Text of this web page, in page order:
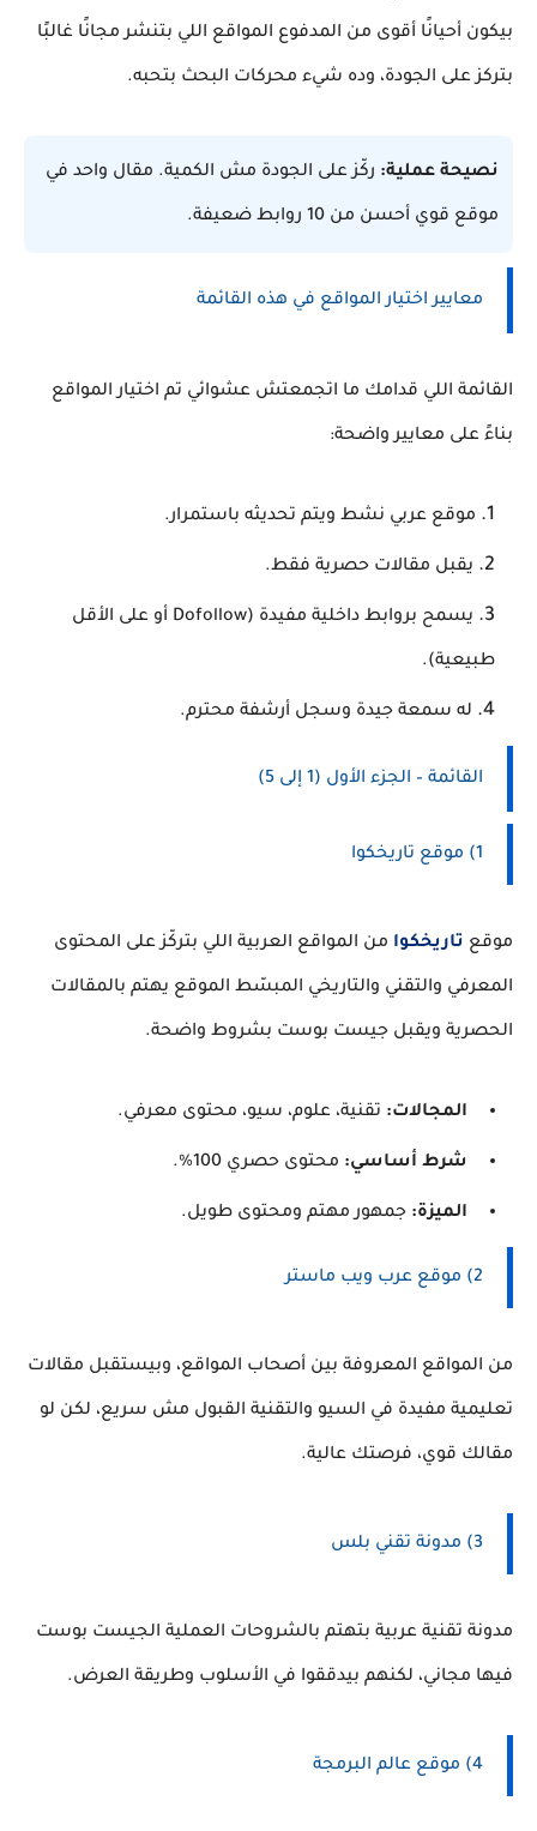
بيكون أحيانًا أقوى من المدفوع المواقع اللي بتنشر مجانًا غالبًا
بتركز على الجودة، وده شيء محركات البحث بتحبه.
نصيحة عملية: ركّز على الجودة مش الكمية. مقال واحد في
موقع قوي أحسن من 10 روابط ضعيفة.
معايير اختيار المواقع في هذه القائمة
القائمة اللي قدامك ما اتجمعتش عشوائي تم اختيار المواقع
بناءً على معايير واضحة:
موقع عربي نشط ويتم تحديثه باستمرار.
يقبل مقالات حصرية فقط.
يسمح بروابط داخلية مفيدة (Dofollow أو على الأقل
طبيعية).
له سمعة جيدة وسجل أرشفة محترم.
القائمة – الجزء الأول (1 إلى 5)
1) موقع تاريخكوا
موقع تاريخكوا من المواقع العربية اللي بتركّز على المحتوى
المعرفي والتقني والتاريخي المبسّط الموقع يهتم بالمقالات
الحصرية ويقبل جيست بوست بشروط واضحة.
المجالات: تقنية، علوم، سيو، محتوى معرفي.
شرط أساسي: محتوى حصري 100%.
الميزة: جمهور مهتم ومحتوى طويل.
2) موقع عرب ويب ماستر
من المواقع المعروفة بين أصحاب المواقع، وبيستقبل مقالات
تعليمية مفيدة في السيو والتقنية القبول مش سريع، لكن لو
مقالك قوي، فرصتك عالية.
3) مدونة تقني بلس
مدونة تقنية عربية بتهتم بالشروحات العملية الجيست بوست
فيها مجاني، لكنهم بيدققوا في الأسلوب وطريقة العرض.
4) موقع عالم البرمجة